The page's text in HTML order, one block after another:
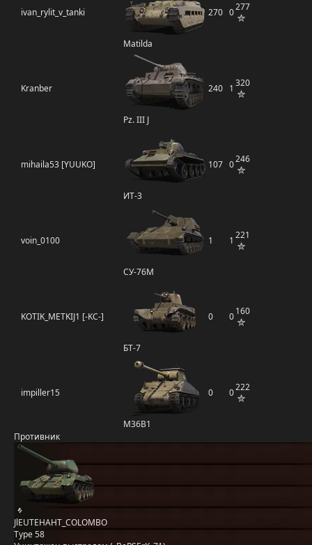
ivan_rylit_v_tanki
Matilda
270 0277
Kranber
Pz. III J
240 1 320
mihaila53 [YUUKO]
ИТ-3
107 0246
voin_0100
СУ-76М
1 1 221
KOTIK_METKIJ1 [-KC-]
БТ-7
0 0160
impiller15
M36B1
0 0222
Противник
JlEUTEHAHT_COLOMBO
Type 58